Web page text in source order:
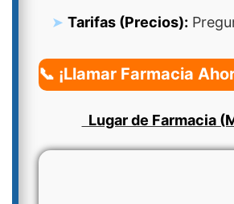
Tarifas (Precios):
📞 ¡Llamar Farmacia
Lugar de Farmacia